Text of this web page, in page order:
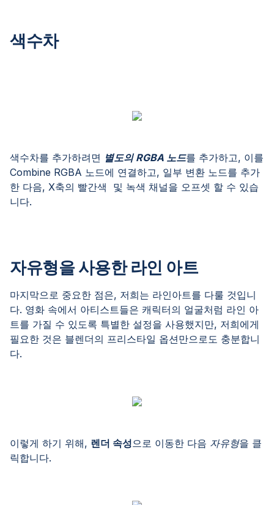
색수차
색수차를 추가하려면 별도의 RGBA 노드를 추가하고, 이를
Combine RGBA 노드에 연결하고, 일부 변환 노드를 추가
한 다음, X축의 빨간색 및 녹색 채널을 오프셋 할 수 있습
니다.
자유형을 사용한 라인 아트
마지막으로 중요한 점은, 저희는 라인아트를 다룰 것입니
다. 영화 속에서 아티스트들은 캐릭터의 얼굴처럼 라인 아
트를 가질 수 있도록 특별한 설정을 사용했지만, 저희에게
필요한 것은 블렌더의 프리스타일 옵션만으로도 충분합니
다.
이렇게 하기 위해, 렌더 속성으로 이동한 다음 자유형을 클
릭합니다.